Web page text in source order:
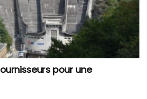
pour une